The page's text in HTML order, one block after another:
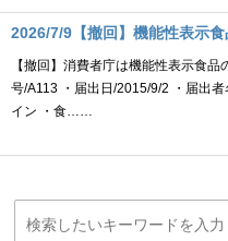
2026/7/9【撤回】機能性表示
【撤回】消費者庁は機能性表示食
号/A113 ・届出日/2015/9/2 ・届出
イン ・食……